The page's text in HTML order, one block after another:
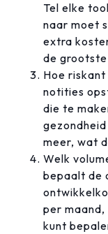
Tel elke
naar moet
extra
de
Hoe
notities
die te
meer, wat
Welk
bepaalt de
per
kunt